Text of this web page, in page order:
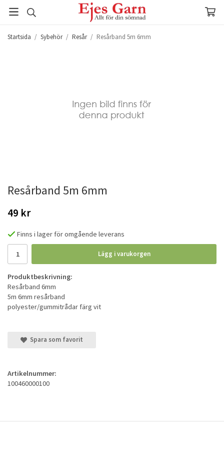
Startsida / Sybehör / Resår / Resårband 5m 6mm
Resårband 5m 6mm
49 kr
Finns i lager för omgående leverans
Lägg i varukorgen
Produktbeskrivning:
Resårband 6mm
5m 6mm resårband
polyester/gummitrådar färg vit
Spara som favorit
Artikelnummer:
100460000100